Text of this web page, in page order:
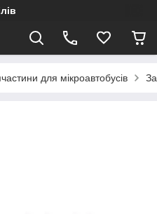
для мікроавтобусів